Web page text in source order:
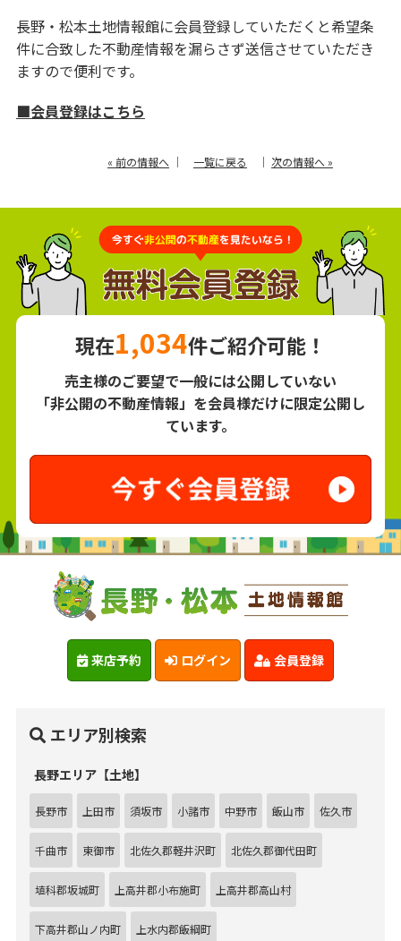
長野・松本土地情報館に会員登録していただくと希望条
件に合致した不動産情報を漏らさず送信させていただき
ますので便利です。
■会員登録はこちら
« 前の情報へ ｜ 一覧に戻る ｜ 次の情報へ »
現在1,034件ご紹介可能！
売主様のご要望で一般には公開していない
「非公開の不動産情報」を会員様だけに限定公開し
ています。
来店予約 ログイン 会員登録
エリア別検索
長野エリア【土地】
長野市 上田市 須坂市 小諸市 中野市 飯山市 佐久市
千曲市 東御市 北佐久郡軽井沢町 北佐久郡御代田町
埴科郡坂城町 上高井郡小布施町 上高井郡高山村
下高井郡山ノ内町 上水内郡飯綱町